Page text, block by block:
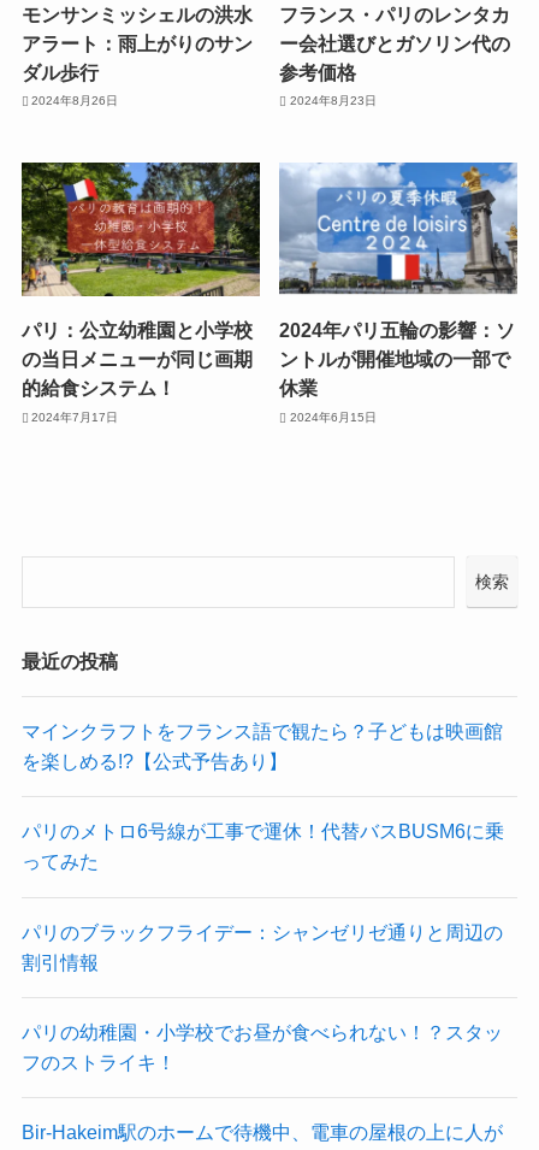
モンサンミッシェルの洪水
アラート：雨上がりのサン
ダル歩行
2024年8月26日
フランス・パリのレンタカ
ー会社選びとガソリン代の
参考価格
2024年8月23日
パリ：公立幼稚園と小学校
の当日メニューが同じ画期
的給食システム！
2024年7月17日
2024年パリ五輪の影響：ソ
ントルが開催地域の一部で
休業
2024年6月15日
検索
最近の投稿
マインクラフトをフランス語で観たら？子どもは映画館
を楽しめる!?【公式予告あり】
パリのメトロ6号線が工事で運休！代替バスBUSM6に乗
ってみた
パリのブラックフライデー：シャンゼリゼ通りと周辺の
割引情報
パリの幼稚園・小学校でお昼が食べられない！？スタッ
フのストライキ！
Bir-Hakeim駅のホームで待機中、電車の屋根の上に人が